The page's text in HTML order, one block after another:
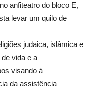
anfiteatro do bloco E,
levar um quilo de
judaica, islâmica e
vida e a
visando à
da assistência